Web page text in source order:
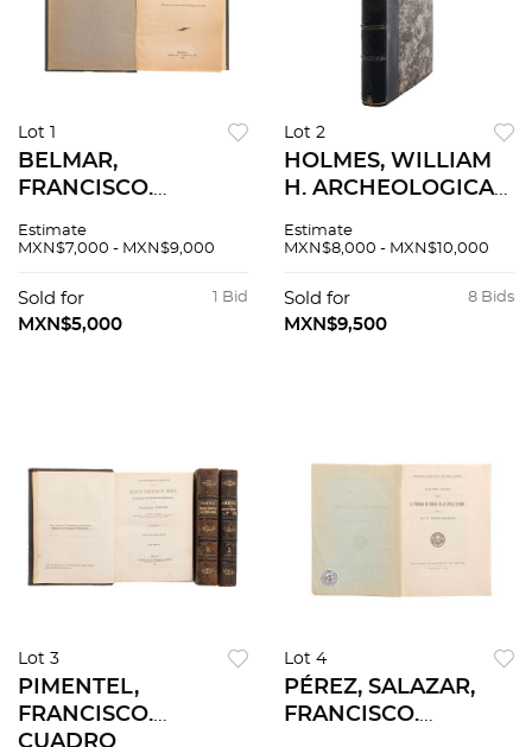
Lot 1
BELMAR,
FRANCISCO.
INDÍGENAS DE
MIXTECO -
ZAPOTECA Y SUS
Estimate
MXN$7,000 - MXN$9,000
1 Bid
Sold for
MXN$5,000
Lot 2
HOLMES, WILLIAM
H. ARCHEOLOGICAL
THE ANCIENT CITIES
CHICAGO, U. S. A.:
FIELD COLOMBIAN
Estimate
MXN$8,000 - MXN$10,000
8 Bids
Sold for
MXN$9,500
Lot 3
PIMENTEL,
FRANCISCO.
CUADRO
Lot 4
PÉREZ, SALAZAR,
FRANCISCO.